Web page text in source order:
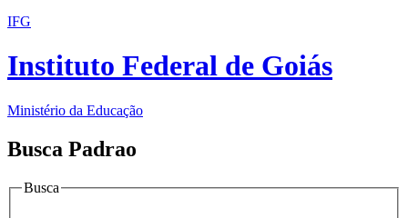
IFG
Instituto Federal de Goiás
Ministério da Educação
Busca Padrao
Busca